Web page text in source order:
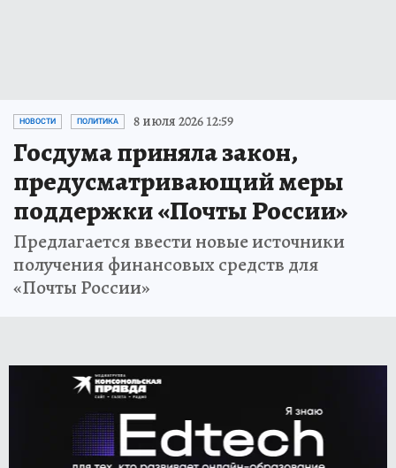
НОВОСТИ ПОЛИТИКА 8 июля 2026 12:59
Госдума приняла закон,
предусматривающий меры
поддержки «Почты России»
Предлагается ввести новые источники
получения финансовых средств для
«Почты России»